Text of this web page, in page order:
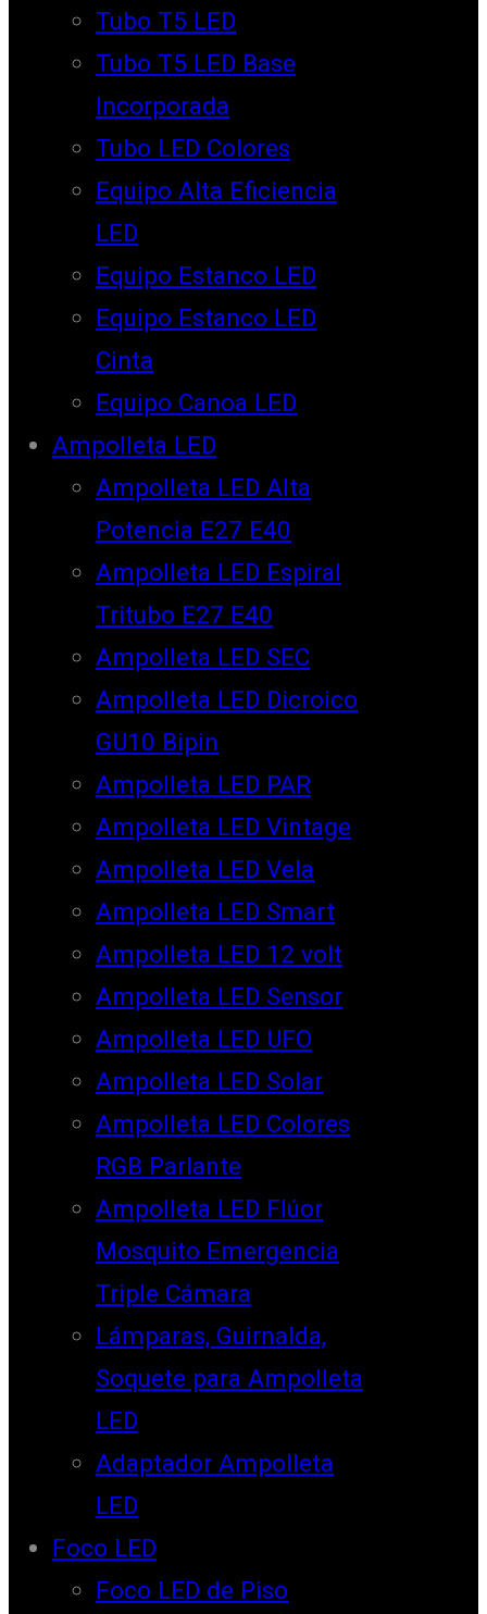
Tubo T5 LED
Tubo T5 LED Base
Incorporada
Tubo LED Colores
Equipo Alta Eficiencia
LED
Equipo Estanco LED
Equipo Estanco LED
Cinta
Equipo Canoa LED
Ampolleta LED
Ampolleta LED Alta
Potencia E27 E40
Ampolleta LED Espiral
Tritubo E27 E40
Ampolleta LED SEC
Ampolleta LED Dicroico
GU10 Bipin
Ampolleta LED PAR
Ampolleta LED Vintage
Ampolleta LED Vela
Ampolleta LED Smart
Ampolleta LED 12 volt
Ampolleta LED Sensor
Ampolleta LED UFO
Ampolleta LED Solar
Ampolleta LED Colores
RGB Parlante
Ampolleta LED Flúor
Mosquito Emergencia
Triple Cámara
Lámparas, Guirnalda,
Soquete para Ampolleta
LED
Adaptador Ampolleta
LED
Foco LED
Foco LED de Piso